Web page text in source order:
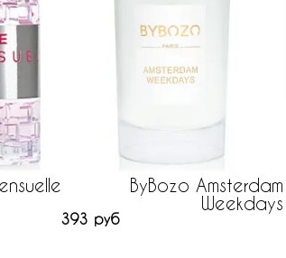
ByBozo Amsterdam
Weekdays
393 руб